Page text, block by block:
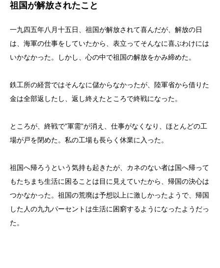
祖国が解放されたこと
一九四五年八月十五日、祖国が解放されて喜んだが、解放の日
は、海軍の仕事をしていたから、表立ってそんなに喜ぶわけには
いかなかった。しかし、心の中で祖国の解放をかみ締めた。
鉄工所の経営ではそんなに儲からなかったが、陸軍省から借りた
金は全部返したし、返し終えたところで終戦になった。
ところが、終戦で”軍需”が消え、仕事がなくなり、ほとんどの工
場が戸を閉めた。私の工場も長らく休業に入った。
祖国へ帰ろうという気持も起きたが、カネのない者は国へ帰って
もたちまち生活に困ることは目に見えていたから、帰国の決心は
つかなかった。祖国の荒廃は予想以上に激しかったようで、帰国
した人の九九パーセントは生活に困窮するようになったようだっ
た。